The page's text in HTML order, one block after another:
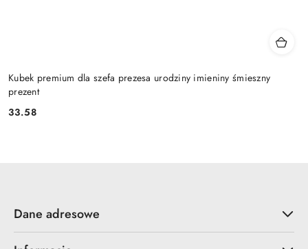
Kubek premium dla szefa prezesa urodziny imieniny śmieszny
prezent
Cena:
33.58
Dane adresowe